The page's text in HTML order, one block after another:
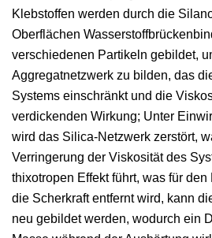
Klebstoffen werden durch die
Oberflächen
verschiedenen Partikeln gebildet,
Aggregatnetzwerk zu bilden, das
Systems einschränkt und die
verdickenden Wirkung; Unter
wird das Silica-Netzwerk zerstört,
Verringerung der Viskosität des
thixotropen Effekt führt, was für
die Scherkraft entfernt wird, kann
neu gebildet werden, wodurch ein